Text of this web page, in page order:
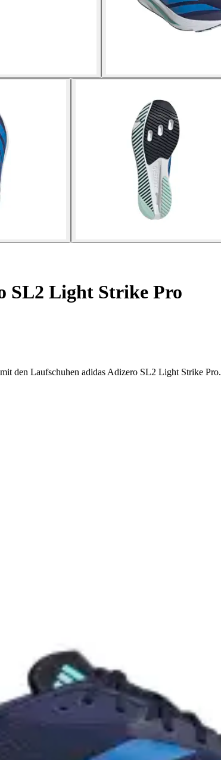
SL2 Light Strike Pro
den Laufschuhen adidas Adizero SL2 Light Strike Pro.